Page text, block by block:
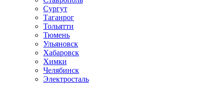
Сургут
Таганрог
Тольятти
Тюмень
Ульяновск
Хабаровск
Химки
Челябинск
Электросталь